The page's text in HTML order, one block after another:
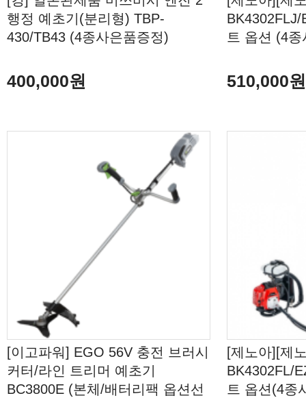
행정 예초기(분리형) TBP-
430/TB43 (4종사은품증정)
400,000원
트 옵션 (4
510,000원
[이고파워] EGO 56V 충전 브러시
커터/라인 트리머 예초기
BC3800E (본체/배터리팩 옵션선
[제노아][제
BK4302FL/
트 옵션(4종